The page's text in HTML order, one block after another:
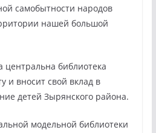
самобытности народов
нашей большой
центральна библиотека
и вносит свой вклад в
детей Зырянского района.
модельной библиотеки